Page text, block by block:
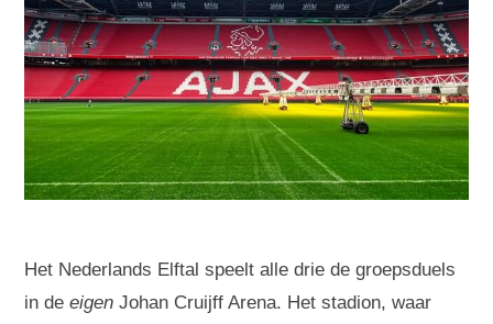
Het Nederlands Elftal speelt alle drie de groepsduels
in de eigen Johan Cruijff Arena. Het stadion, waar